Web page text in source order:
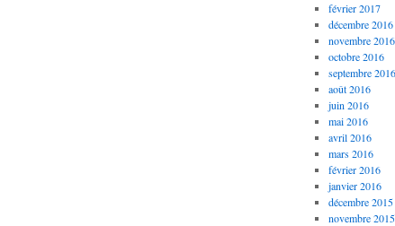
février 2017
décembre 2016
novembre 2016
octobre 2016
septembre 2016
août 2016
juin 2016
mai 2016
avril 2016
mars 2016
février 2016
janvier 2016
décembre 2015
novembre 2015